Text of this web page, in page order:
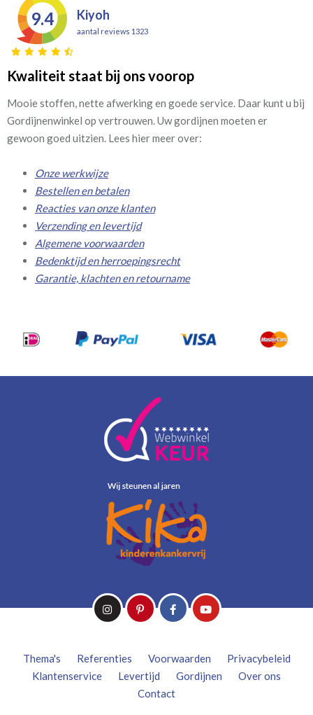
9.4 Kiyoh
aantal reviews 1323
Kwaliteit staat bij ons voorop
Mooie stoffen, nette afwerking en goede service. Daar kunt u bij
Gordijnenwinkel op vertrouwen. Uw gordijnen moeten er
gewoon goed uitzien. Lees hier meer over:
Onze werkwijze
Bestellen en betalen
Reacties van onze klanten
Verzending en levertijd
Algemene voorwaarden
Bedenktijd en herroepingsrecht
Garantie, klachten en retourname
Thema's Referenties Voorwaarden
Privacybeleid
Klantenservice
Levertijd Gordijnen
Over ons
Contact